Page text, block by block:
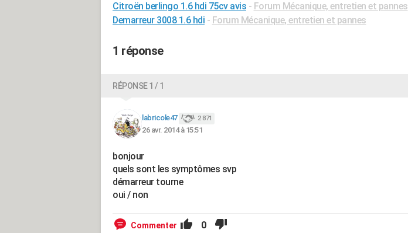
Citroën berlingo 1.6 hdi 75cv avis - Forum Mécanique, entretien et pannes
Demarreur 3008 1.6 hdi - Forum Mécanique, entretien et pannes
1 réponse
RÉPONSE 1 / 1
labricole47 2 871
26 avr. 2014 à 15:51
bonjour
quels sont les symptômes svp
démarreur tourne
oui / non
Commenter 0